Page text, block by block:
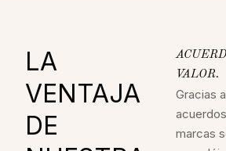
LA
VENTAJA
DE
VALOR.
Gracias
marcas